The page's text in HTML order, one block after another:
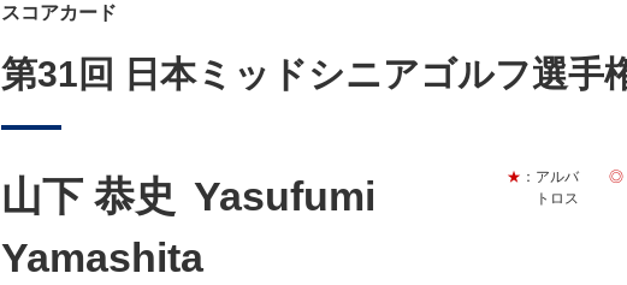
スコアカード
第31回 日本ミッドシニアゴルフ選手
山下 恭史 Yasufumi
Yamashita
★ ：アルバ
トロス
◎